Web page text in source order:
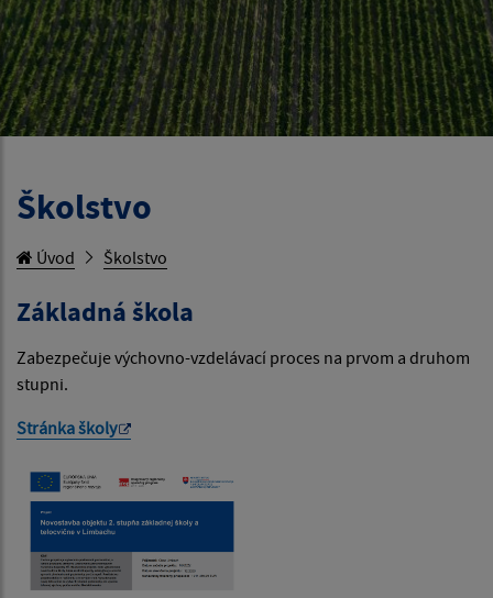
Školstvo
Úvod Školstvo
Základná škola
Zabezpečuje výchovno-vzdelávací proces na prvom a druhom
stupni.
Stránka školy